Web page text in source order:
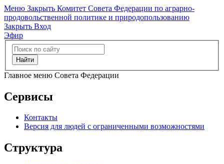
Меню Закрыть Комитет Совета Федерации по аграрно-
продовольственной политике и природопользованию
Закрыть Вход
Эфир
Найти
Главное меню Совета Федерации
Сервисы
Контакты
Версия для людей с ограниченными возможностями
Структура